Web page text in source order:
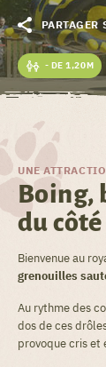
PARTAGER
- DE 1,20M
UNE
Boing,
du
Bienvenue au
grenouilles
Au rythme des
dos de ces
provoque cris et